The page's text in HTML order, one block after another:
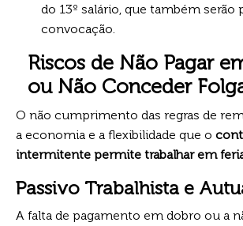
do 13º salário, que também serão
convocação.
Riscos de Não Pagar
ou Não Conceder
O não cumprimento das regras de
a economia e a flexibilidade que o
intermitente permite trabalhar em
Passivo Trabalhista e
A falta de pagamento em dobro ou a